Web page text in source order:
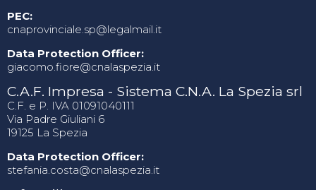
PEC:
cnaprovinciale.sp@legalmail.it
Data Protection Officer:
giacomo.fiore@cnalaspezia.it
C.A.F. Impresa - Sistema C.N.A. La Spezia srl
C.F. e P. IVA 01091040111
Via Padre Giuliani 6
19125 La Spezia
Data Protection Officer:
stefania.costa@cnalaspezia.it